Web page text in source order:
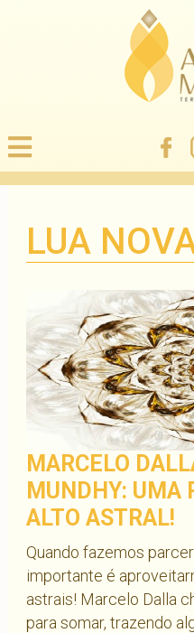
LUA
MARCELO
MUNDHY: UMA
ALTO ASTRAL!
Quando fazemos
importante é
astrais! Marcelo Dalla
para somar, trazendo